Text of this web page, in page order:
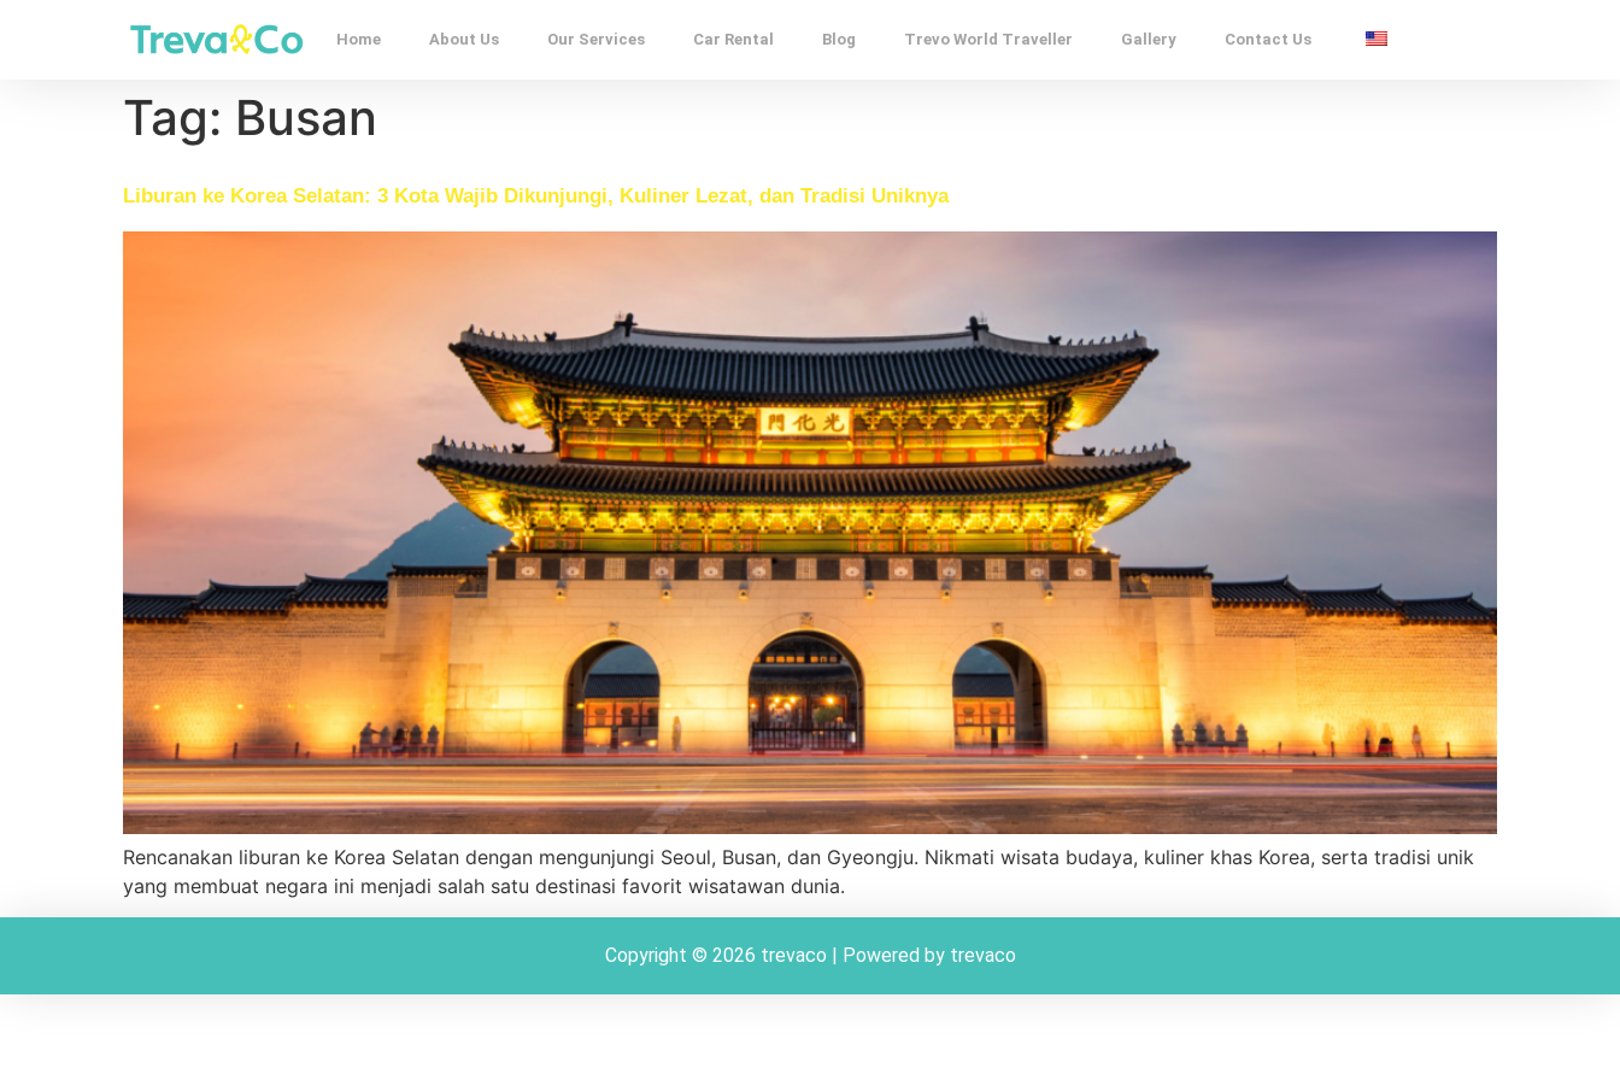
Home About Us Our Services Car Rental Blog Trevo World Traveller Gallery Contact Us
Tag: Busan
Liburan ke Korea Selatan: 3 Kota Wajib Dikunjungi, Kuliner Lezat, dan Tradisi Uniknya
Rencanakan liburan ke Korea Selatan dengan mengunjungi Seoul, Busan, dan Gyeongju. Nikmati wisata budaya, kuliner khas Korea, serta tradisi unik
yang membuat negara ini menjadi salah satu destinasi favorit wisatawan dunia.
Copyright © 2026 trevaco | Powered by trevaco